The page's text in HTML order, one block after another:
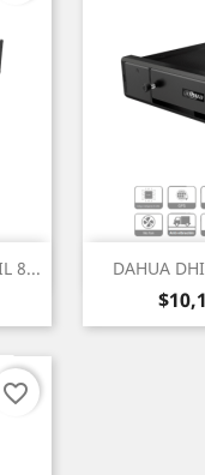
8... DAHUA
favorite_border